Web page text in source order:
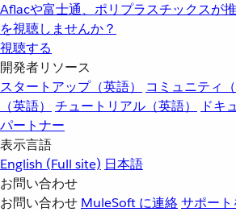
Aflacや富士通、ポリプラスチックスが
を視聴しませんか？
視聴する
開発者リソース
スタートアップ（英語）
コミュニティ（
（英語）
チュートリアル（英語）
ドキ
パートナー
表示言語
English (Full site) 日本語
お問い合わせ
お問い合わせ MuleSoft に連絡サポー